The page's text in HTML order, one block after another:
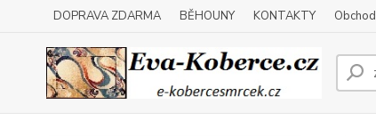
DOPRAVA ZDARMA BĚHOUNY KONTAKTY